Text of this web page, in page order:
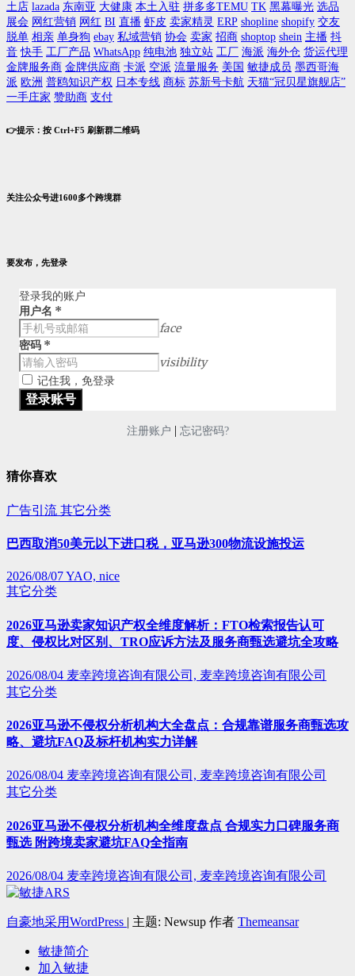
土店 lazada 东南亚 大健康 本土入驻 拼多多TEMU TK 黑幕曝光 选品
展会 网红营销 网红 BI 直播 虾皮 卖家精灵 ERP shopline shopify 交友
脱单 相亲 单身狗 ebay 私域营销 协会 卖家 招商 shoptop shein 主播 抖
音 快手 工厂产品 WhatsApp 纯电池 独立站 工厂 海派 海外仓 货运代理
金牌服务商 金牌供应商 卡派 空派 流量服务 美国 敏捷成员 墨西哥海
派 欧洲 普鸥知识产权 日本专线 商标 苏新号卡航 天猫“冠贝星旗舰店”
一手庄家 赞助商 支付
👉提示：按 Ctrl+F5 刷新群二维码
关注公众号进1600多个跨境群
要发布，先登录
登录我的账户
用户名 *
face
密码 *
visibility
记住我，免登录
注册账户 | 忘记密码?
猜你喜欢
广告引流 其它分类
巴西取消50美元以下进口税，亚马逊300物流设施投运
2026/08/07YAO, nice
其它分类
2026亚马逊卖家知识产权全维度解析：FTO检索报告认可
度、侵权比对区别、TRO应诉方法及服务商甄选避坑全攻略
2026/08/04 麦幸跨境咨询有限公司, 麦幸跨境咨询有限公司
其它分类
2026亚马逊不侵权分析机构大全盘点：合规靠谱服务商甄选攻
略、避坑FAQ及标杆机构实力详解
2026/08/04 麦幸跨境咨询有限公司, 麦幸跨境咨询有限公司
其它分类
2026亚马逊不侵权分析机构全维度盘点 合规实力口碑服务商
甄选 附跨境卖家避坑FAQ全指南
2026/08/04 麦幸跨境咨询有限公司, 麦幸跨境咨询有限公司
自豪地采用WordPress | 主题: Newsup 作者 Themeansar
敏捷简介
加入敏捷